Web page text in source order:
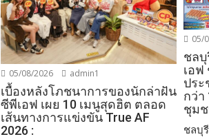
05/08/2026 admin1
เบื้องหลังโภชนาการของนักล่าฝัน
ซีพีเอฟ เผย 10 เมนูสุดฮิต ตลอด
เส้นทางการแข่งขัน True AF
2026 :
05/
ชลบุ
เอฟ
ปร
กว่า
ชุม
ชลบุ